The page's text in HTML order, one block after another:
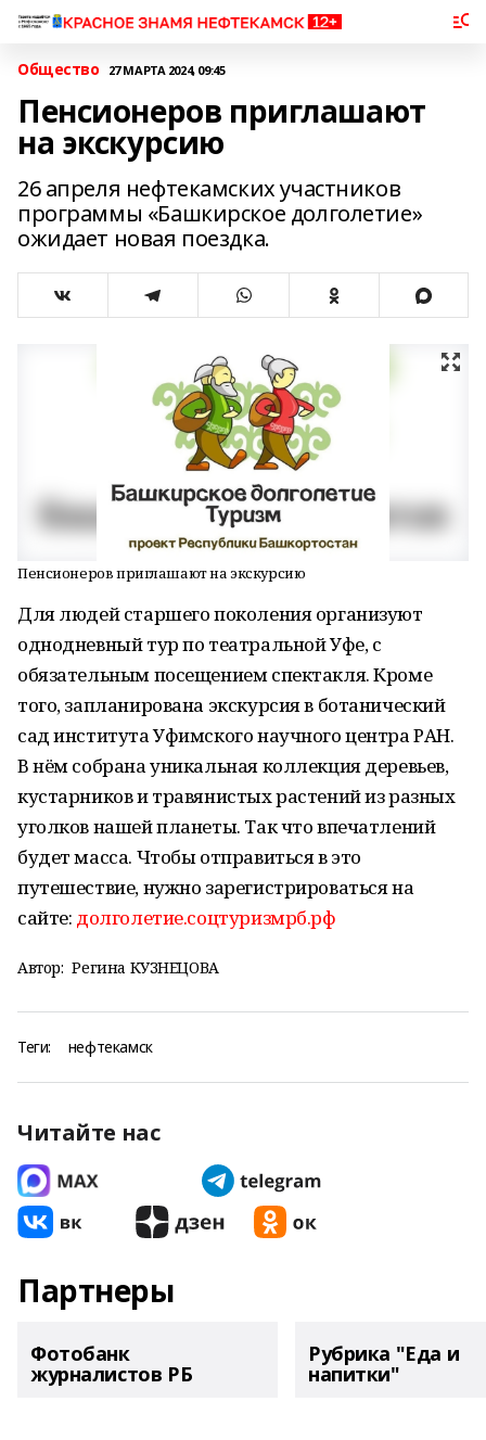
Общество 27 МАРТА 2024, 09:45
Пенсионеров приглашают
на экскурсию
26 апреля нефтекамских участников
программы «Башкирское долголетие»
ожидает новая поездка.
Пенсионеров приглашают на экскурсию
Для людей старшего поколения организуют
однодневный тур по театральной Уфе, с
обязательным посещением спектакля. Кроме
того, запланирована экскурсия в ботанический
сад института Уфимского научного центра РАН.
В нём собрана уникальная коллекция деревьев,
кустарников и травянистых растений из разных
уголков нашей планеты. Так что впечатлений
будет масса. Чтобы отправиться в это
путешествие, нужно зарегистрироваться на
сайте: долголетие.соцтуризмрб.рф
Автор: Регина КУЗНЕЦОВА
Теги: нефтекамск
Читайте нас
Партнеры
Фотобанк
журналистов РБ
Рубрика "Еда и
напитки"